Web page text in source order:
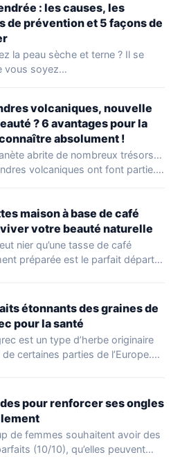
: les causes, les
de prévention et 5 façons de
la peau sèche et terne ? Il se
vous soyez…
volcaniques, nouvelle
? 6 avantages pour la
absolument !
abrite de nombreux trésors…
volcaniques ont font partie.
maison à base de café
votre beauté naturelle
nier qu’une tasse de café
préparée est le parfait départ…
étonnants des graines de
pour la santé
est un type d’herbe originaire
de certaines parties de l’Europe.…
pour renforcer ses ongles
de femmes souhaitent avoir des
(10/10), qu’elles peuvent